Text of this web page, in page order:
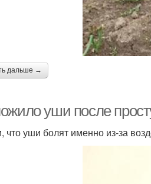
дальше →
уши после
что уши болят именно из-за